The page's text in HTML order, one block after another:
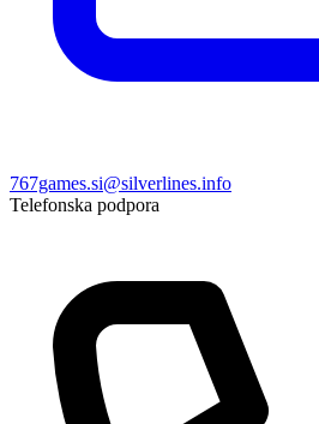
767games.si@silverlines.info
Telefonska podpora